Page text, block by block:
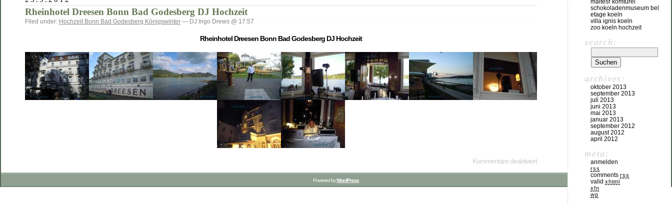
Rheinhotel Dreesen Bonn Bad Godesberg DJ Hochzeit
Filed under: Hochzeit Bonn Bad Godesberg Königswinter — DJ Ingo Drews @ 17:57
Rheinhotel Dreesen Bonn Bad Godesberg DJ Hochzeit
Kommentare deaktiviert
maltesr komturei
schokoladenmuseum bel
etage koeln
villa ignis koeln
zoo koeln hochzeit
search:
archives:
oktober 2013
september 2013
juli 2013
juni 2013
mai 2013
januar 2013
september 2012
august 2012
april 2012
meta:
anmelden
rss
comments rss
valid xhtml
xfn
wp
Powered byWordPress